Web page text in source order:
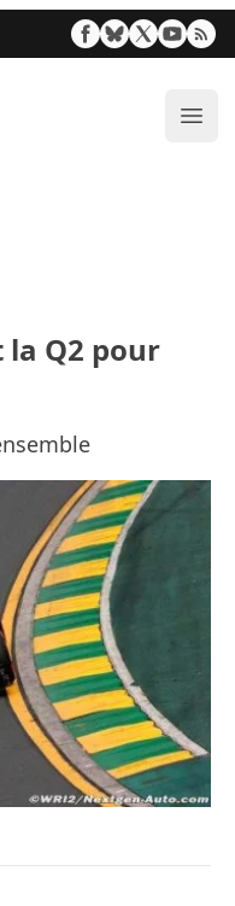
la Q2 pour